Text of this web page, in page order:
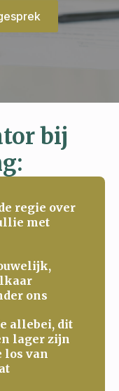
bij
regie over
met
ons
allebei, dit
lager zijn
los van